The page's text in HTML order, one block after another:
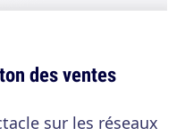
des ventes
sur les réseaux